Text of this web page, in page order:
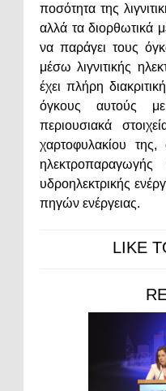
ποσότητα της
αλλά τα διορθωτικά
να παράγει τους
μέσω λιγνιτικής
έχει πλήρη
όγκους αυτούς
περιουσιακά
χαρτοφυλακίου της,
υδροηλεκτρικής
πηγών ενέργειας.
LIKE